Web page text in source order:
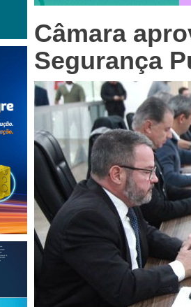
Câmara
Segurança